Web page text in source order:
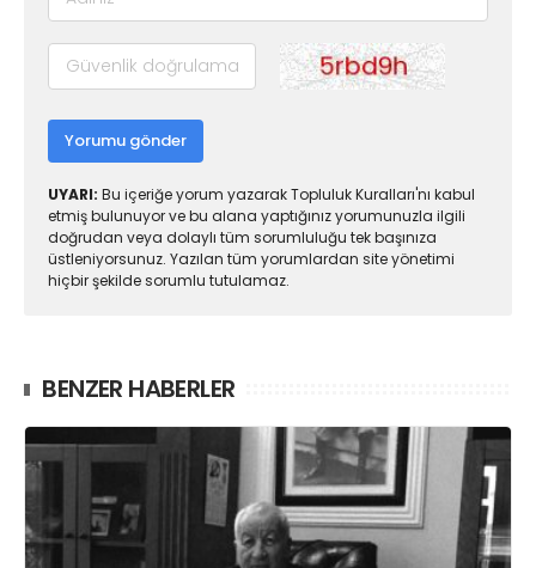
Yorumu gönder
UYARI: Bu içeriğe yorum yazarak Topluluk Kuralları'nı kabul
etmiş bulunuyor ve bu alana yaptığınız yorumunuzla ilgili
doğrudan veya dolaylı tüm sorumluluğu tek başınıza
üstleniyorsunuz. Yazılan tüm yorumlardan site yönetimi
hiçbir şekilde sorumlu tutulamaz.
BENZER HABERLER